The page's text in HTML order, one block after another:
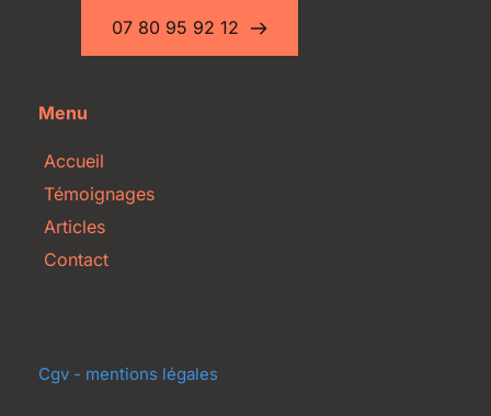
07 80 95 92 12
Menu
Accueil
Témoignages
Articles
Contact
Cgv - mentions légales